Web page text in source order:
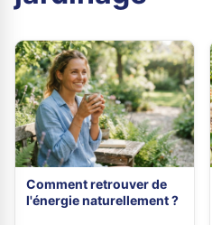
Comment retrouver de
l'énergie naturellement ?